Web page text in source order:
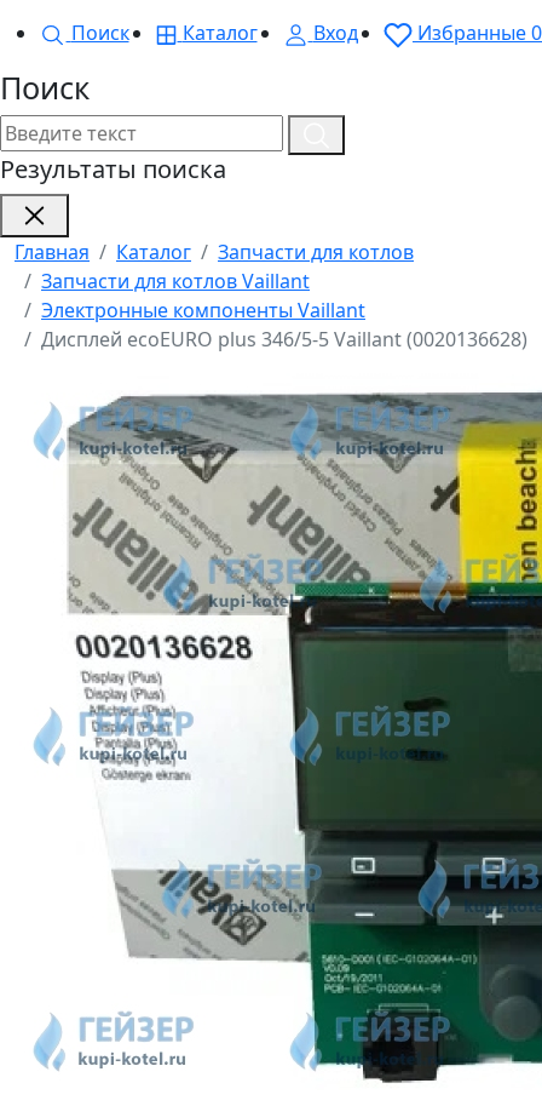
Поиск
Каталог Вход Избранные0
Поиск
Результаты поиска
Главная Каталог
Запчасти для котлов
Запчасти для котлов Vaillant
Электронные компоненты Vaillant
Дисплей ecoEURO plus 346/5-5 Vaillant (0020136628)